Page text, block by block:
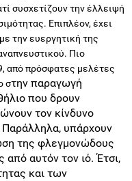
συσχετίζουν την έλλειψή
Επιπλέον, έχει
την ευεργητική της
Πιο
από πρόσφατες μελέτες
στην παραγωγή
που δρουν
τον κίνδυνο
Παράλληλα, υπάρχουν
της φλεγμονώδους
αυτόν τον ιό. Έτσι,
και των